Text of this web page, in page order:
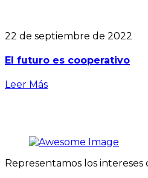
22 de septiembre de 2022
El futuro es cooperativo
Leer Más
Representamos los